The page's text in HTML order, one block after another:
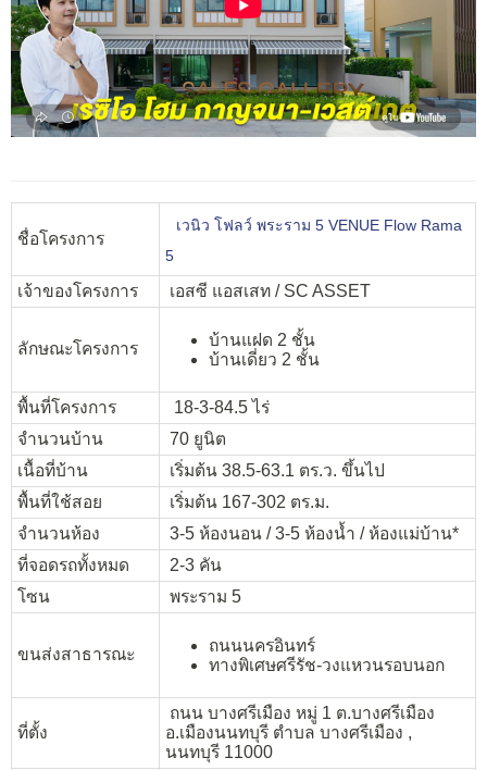
ชื่อโครงการ
เวนิว โฟลว์ พระราม 5 VENUE Flow Rama
5
เจ้าของโครงการ เอสซี แอสเสท / SC ASSET
ลักษณะโครงการ
บ้านแฝด 2 ชั้น
บ้านเดี่ยว 2 ชั้น
พื้นที่โครงการ
18-3-84.5 ไร่
จำนวนบ้าน
70 ยูนิต
เนื้อที่บ้าน
เริ่มต้น 38.5-63.1 ตร.ว. ขึ้นไป
พื้นที่ใช้สอย
เริ่มต้น 167-302 ตร.ม.
จำนวนห้อง
3-5 ห้องนอน / 3-5 ห้องน้ำ / ห้องแม่บ้าน*
ที่จอดรถทั้งหมด
2-3 คัน
โซน
พระราม 5
ขนส่งสาธารณะ
ถนนนครอินทร์
ทางพิเศษศรีรัช-วงแหวนรอบนอก
ที่ตั้ง
ถนน บางศรีเมือง หมู่ 1 ต.บางศรีเมือง​
อ.เมือง​นนทบุรี ตำบล บางศรีเมือง ​,
นนทบุรี 11000